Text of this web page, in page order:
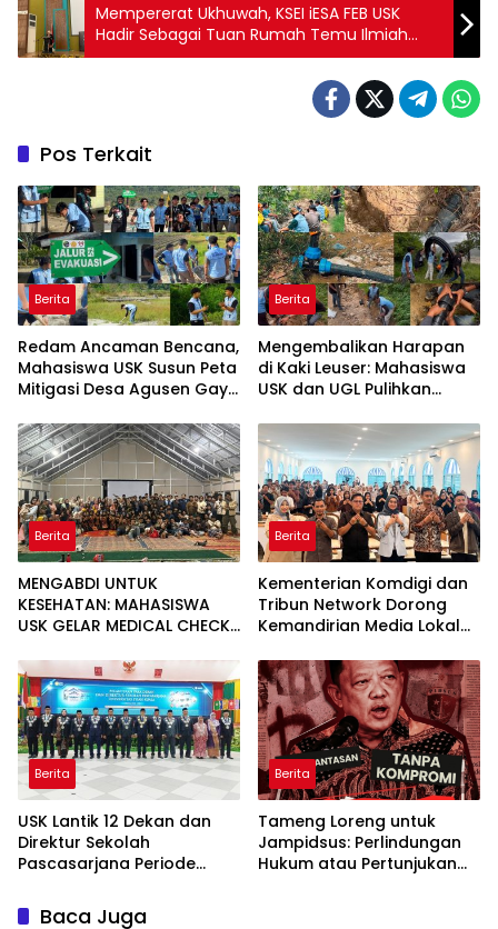
Mempererat Ukhuwah, KSEI iESA FEB USK
Hadir Sebagai Tuan Rumah Temu Ilmiah
Regional Sumbagut
Pos Terkait
Berita
Redam Ancaman Bencana,
Mahasiswa USK Susun Peta
Mitigasi Desa Agusen Gayo
Berita
Mengembalikan Harapan
di Kaki Leuser: Mahasiswa
USK dan UGL Pulihkan
Agusen
Berita
MENGABDI UNTUK
KESEHATAN: MAHASISWA
USK GELAR MEDICAL CHECK
DESA AGUSEN
Berita
Kementerian Komdigi dan
Tribun Network Dorong
Kemandirian Media Lokal
Aceh
Berita
USK Lantik 12 Dekan dan
Direktur Sekolah
Pascasarjana Periode
Berita
Tameng Loreng untuk
Jampidsus: Perlindungan
Hukum atau Pertunjukan
Baca Juga